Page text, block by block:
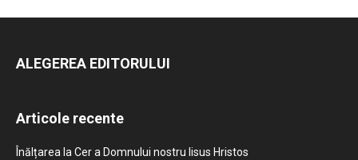
ALEGEREA EDITORULUI
Articole recente
Înălțarea la Cer a Domnului nostru Iisus Hristos